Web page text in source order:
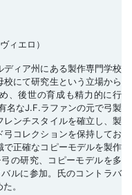
ィエロ）
ィア州にある製作専門学校
にて研究生という立場から
、後世の育成も精力的に行
名なJ.F.ラファンの元で弓製
ンチスタイルを確立し、製
コレクションを保持してお
で正確なコピーモデルを製作
の研究、コピーモデルを多
ルに参加。氏のコントラバ
。